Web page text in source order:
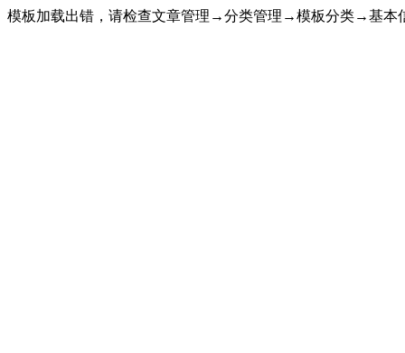
模板加载出错，请检查文章管理→分类管理→模板分类→基本